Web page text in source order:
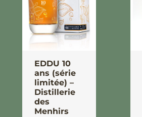
EDDU 10
ans (série
limitée) –
Distillerie
des
Menhirs